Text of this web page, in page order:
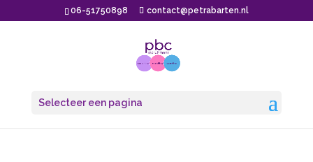
06-51750898 contact@petrabarten.nl
Selecteer een pagina